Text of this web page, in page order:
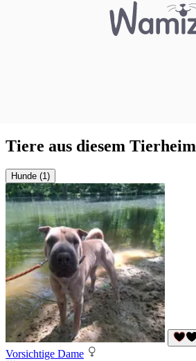
Tiere aus diesem Tierheim
Hunde (1)
Vorsichtige Dame